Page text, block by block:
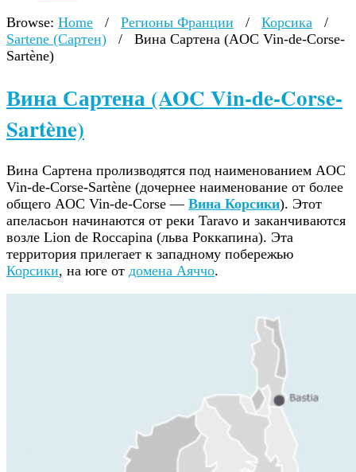
Browse: Home / Регионы Франции / Корсика
/
Sartene (Сартен)
/
Вина Сартена (AOC Vin-de-Corse-
Sartène)
Вина Сартена (AOC Vin-de-Corse-
Sartène)
Вина Сартена пролизводятся под наименованием AOC
Vin-de-Corse-Sartène (дочернее наименование от более
общего AOC Vin-de-Corse — Вина Корсики). Этот
апеласьон начинаются от реки Taravo и заканчиваются
возле Lion de Roccapina (льва Роккапина). Эта
территория прилегает к западному побережью
Корсики, на юге от домена Аяччо.